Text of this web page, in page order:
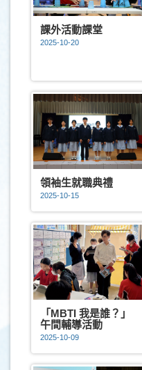
課外活動課堂
2025-10-20
領袖生就職典禮
2025-10-15
「MBTI 我是誰？」
午間輔導活動
2025-10-09